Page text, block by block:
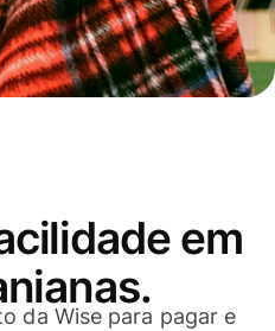
em
da Wise para pagar e